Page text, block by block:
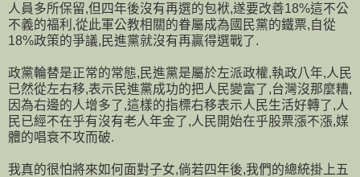
人員多所保留,但四年後沒有再選的包袱,遂要改善18%這不公
不義的福利,從此軍公教相關的眷屬成為國民黨的鐵票,自從
18%政策的爭議,民進黨就沒有再贏得選戰了.
政黨輪替是正常的常態,民進黨是屬於左派政權,執政八年,人民
已然從左右移,表示民進黨成功的把人民變富了,台灣沒那麼糟,
因為右邊的人增多了,這樣的指標右移表示人民生活好轉了,人
民已經不在乎有沒有老人年金了,人民開始在乎股票漲不漲,媒
體的唱衰不攻而破.
我真的很怕將來如何面對子女,倘若四年後,我們的總統掛上五